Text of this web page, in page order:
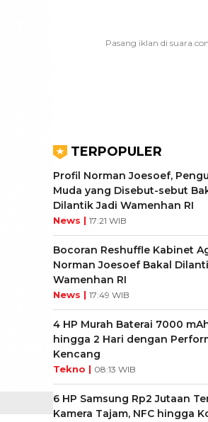
TERPOPULER
Profil Norman Joesoef,
Muda yang Disebut-sebut
Dilantik Jadi Wamenhan RI
News | 17:21 WIB
Bocoran Reshuffle Kabinet
Norman Joesoef Bakal
Wamenhan RI
News | 17:49 WIB
4 HP Murah Baterai 7000
hingga 2 Hari dengan
Kencang
Tekno | 08:13 WIB
6 HP Samsung Rp2 Jutaan
Kamera Tajam, NFC hingga